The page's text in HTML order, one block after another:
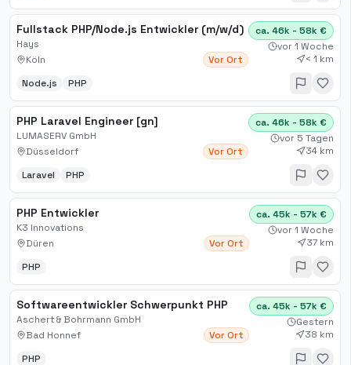
Fullstack PHP/Node.js Entwickler (m/w/d)
Hays
Köln
Vor Ort
ca. 46k - 58k €
vor 1 Woche
< 1 km
Node.js
PHP
PHP Laravel Engineer [gn]
LUMASERV GmbH
Düsseldorf
Vor Ort
ca. 46k - 58k €
vor 5 Tagen
34 km
Laravel
PHP
PHP Entwickler
K3 Innovations
Düren
Vor Ort
ca. 45k - 57k €
vor 1 Woche
37 km
PHP
Softwareentwickler Schwerpunkt PHP
Aschert & Bohrmann GmbH
Bad Honnef
Vor Ort
ca. 45k - 57k €
Gestern
38 km
PHP